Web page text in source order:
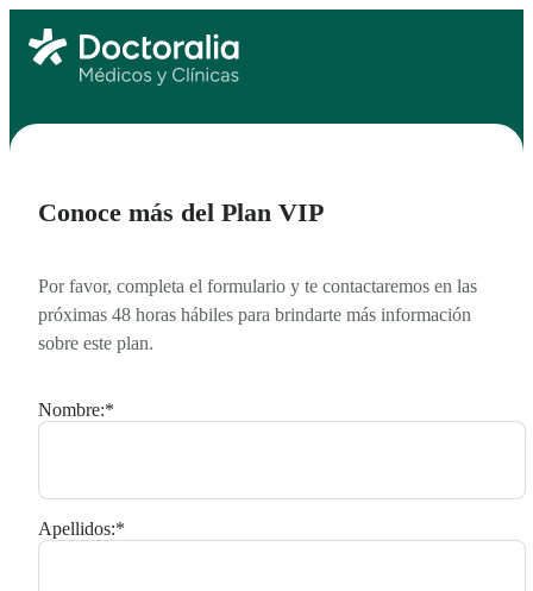
Conoce más del Plan VIP
Por favor, completa el formulario y te contactaremos en las
próximas 48 horas hábiles para brindarte más información
sobre este plan.
Nombre:*
Apellidos:*